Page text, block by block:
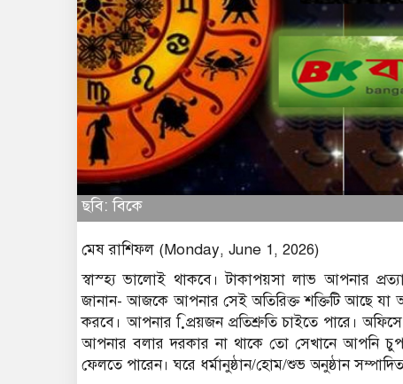
ছবি: বিকে
মেষ রাশিফল (Monday, June 1, 2026)
স্বাস্হ্য ভালোই থাকবে। টাকাপয়সা লাভ আপনার
জানান- আজকে আপনার সেই অতিরিক্ত শক্তিটি আছে যা
করবে। আপনার প্রি়য়জন প্রতিশ্রুতি চাইতে পারে।
আপনার বলার দরকার না থাকে তো সেখানে আপনি
ফেলতে পারেন। ঘরে ধর্মানুষ্ঠান/হোম/শুভ অনুষ্ঠান